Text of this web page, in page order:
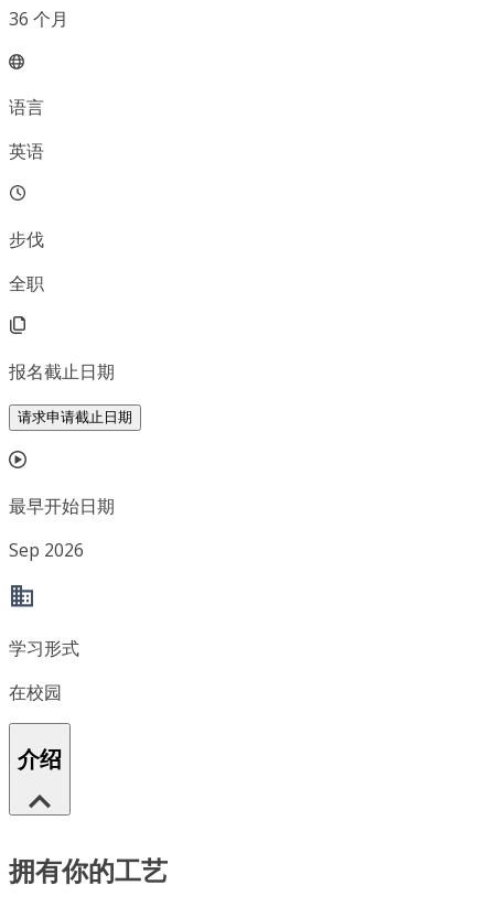
36 个月
语言
英语
步伐
全职
报名截止日期
请求申请截止日期
最早开始日期
Sep 2026
学习形式
在校园
介绍
拥有你的工艺